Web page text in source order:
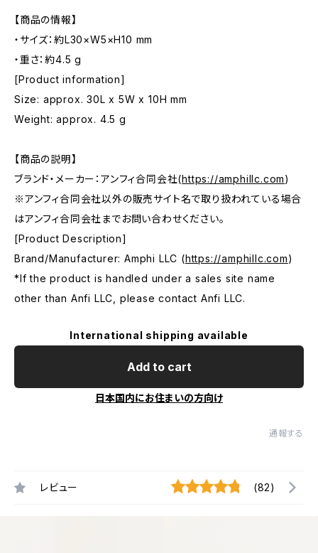
【商品の情報】
・サイズ：約L30×W5×H10 mm
・重さ：約4.5 g
[Product information]
Size: approx. 30L x 5W x 10H mm
Weight: approx. 4.5 g
【商品の説明】
ブランド・メーカー：アンフィ合同会社(https://amphillc.com)
※アンフィ合同会社以外の販売サイト名で取り扱われている場合
はアンフィ合同会社までお問い合わせください。
[Product Description]
Brand/Manufacturer: Amphi LLC (https://amphillc.com)
*If the product is handled under a sales site name
other than Anfi LLC, please contact Anfi LLC.
International shipping available
Add to cart
日本国内にお住まいの方向け
通報する
レビュー (82)